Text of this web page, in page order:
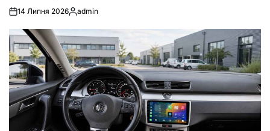
14 Липня 2026Опубліковано
admin